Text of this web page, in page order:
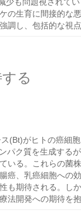
の生育に間接的な
調し、包括的な視
る
(Bt)がヒトの癌細
パク質を生成する
いる。これらの菌
癌、乳癌細胞への
も期待される。し
法開発への期待を抱